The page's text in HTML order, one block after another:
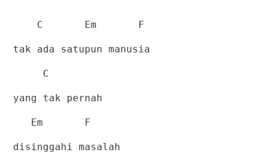
C Em F
tak ada satupun manusia
C
yang tak pernah
Em F
disinggahi masalah